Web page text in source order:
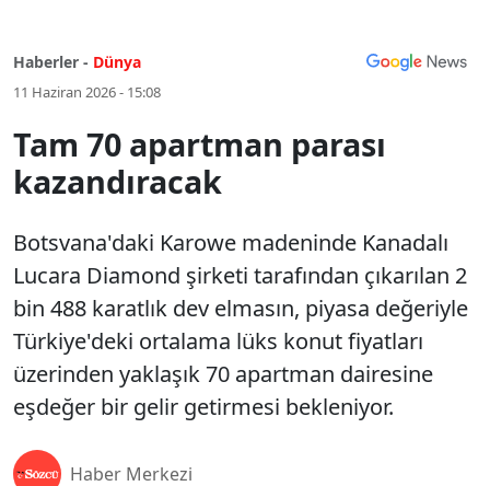
Haberler - Dünya
11 Haziran 2026 - 15:08
Tam 70 apartman parası
kazandıracak
Botsvana'daki Karowe madeninde Kanadalı
Lucara Diamond şirketi tarafından çıkarılan 2
bin 488 karatlık dev elmasın, piyasa değeriyle
Türkiye'deki ortalama lüks konut fiyatları
üzerinden yaklaşık 70 apartman dairesine
eşdeğer bir gelir getirmesi bekleniyor.
Haber Merkezi